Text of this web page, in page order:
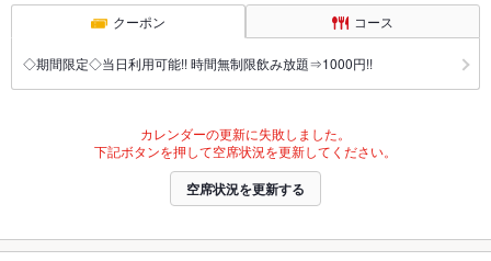
クーポン コース
◇期間限定◇当日利用可能!! 時間無制限飲み放題⇒1000円!!
カレンダーの更新に失敗しました。
下記ボタンを押して空席状況を更新してください。
空席状況を更新する